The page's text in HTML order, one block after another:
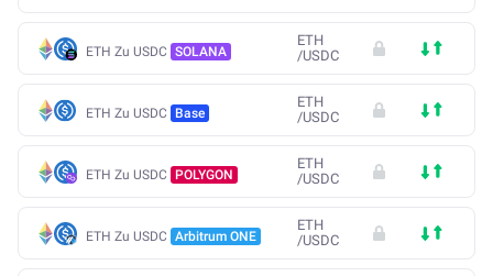
ETH Zu USDC SOLANA
ETH
/USDC
ETH Zu USDC Base
ETH
/USDC
ETH Zu USDC POLYGON
ETH
/USDC
ETH Zu USDC Arbitrum ONE
ETH
/USDC